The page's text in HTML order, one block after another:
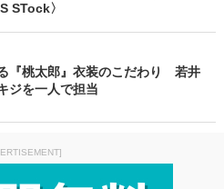
STock〉
『桃太郎』衣装のこだわり 若井
ジを一人で担当